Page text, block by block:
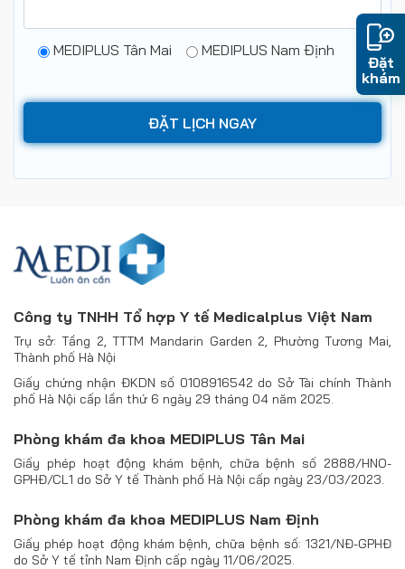
MEDIPLUS Tân Mai MEDIPLUS Nam Định
Công ty TNHH Tổ hợp Y tế Medicalplus Việt Nam
Trụ sở: Tầng 2, TTTM Mandarin Garden 2, Phường Tương Mai,
Thành phố Hà Nội
Giấy chứng nhận ĐKDN số 0108916542 do Sở Tài chính Thành
phố Hà Nội cấp lần thứ 6 ngày 29 tháng 04 năm 2025.
Phòng khám đa khoa MEDIPLUS Tân Mai
Giấy phép hoạt động khám bệnh, chữa bệnh số 2888/HNO-
GPHĐ/CL1 do Sở Y tế Thành phố Hà Nội cấp ngày 23/03/2023.
Phòng khám đa khoa MEDIPLUS Nam Định
Giấy phép hoạt động khám bệnh, chữa bệnh số: 1321/NĐ-GPHĐ
do Sở Y tế tỉnh Nam Định cấp ngày 11/06/2025.
Đặt
khám